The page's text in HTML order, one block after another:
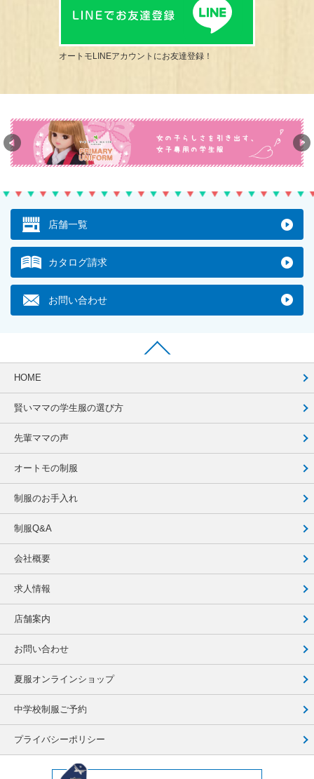
オートモLINEアカウントにお友達登録！
店舗一覧
カタログ請求
お問い合わせ
HOME
賢いママの学生服の選び方
先輩ママの声
オートモの制服
制服のお手入れ
制服Q&A
会社概要
求人情報
店舗案内
お問い合わせ
夏服オンラインショップ
中学校制服ご予約
プライバシーポリシー